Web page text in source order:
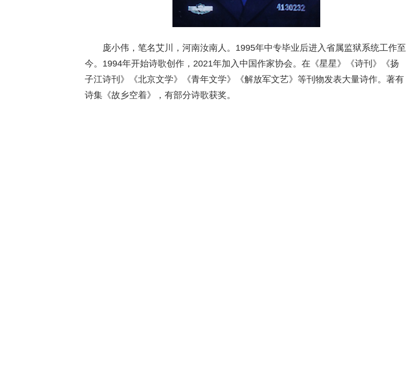
庞小伟，笔名艾川，河南汝南人。1995年中专毕业后进入省属监狱系统工作至
今。1994年开始诗歌创作，2021年加入中国作家协会。在《星星》《诗刊》《扬
子江诗刊》《北京文学》《青年文学》《解放军文艺》等刊物发表大量诗作。著有
诗集《故乡空着》，有部分诗歌获奖。